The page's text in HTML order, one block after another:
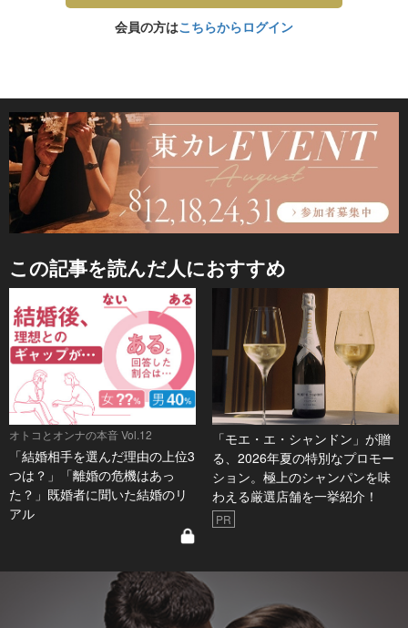
会員の方はこちらからログイン
この記事を読んだ人におすすめ
オトコとオンナの本音 Vol.12
「結婚相手を選んだ理由の上位3
つは？」「離婚の危機はあっ
た？」既婚者に聞いた結婚のリ
アル
「モエ・エ・シャンドン」が贈
る、2026年夏の特別なプロモー
ション。極上のシャンパンを味
わえる厳選店舗を一挙紹介！
PR